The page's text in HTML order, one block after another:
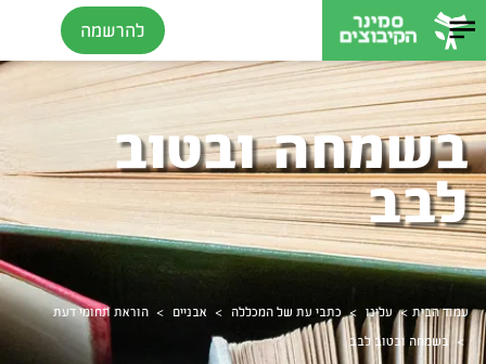
להרשמה
עמוד הבית > עלינו > כתבי עת של המכללה > אבניים > הוראת תחומי דעת
> בשמחה ובטוב לבב
בשמחה ובטוב
לבב